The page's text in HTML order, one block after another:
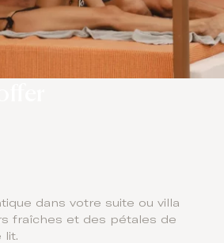
dans votre suite ou villa
fraîches et des pétales de
lit.